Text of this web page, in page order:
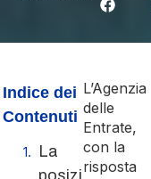
Indice dei
Contenuti
La
posizione
L’Agenzia
delle
Entrate,
con la
risposta